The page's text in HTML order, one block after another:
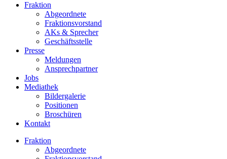
Fraktion
Abgeordnete
Fraktions­vorstand
AKs & Sprecher
Geschäftsstelle
Presse
Meldungen
Ansprechpartner
Jobs
Mediathek
Bildergalerie
Positionen
Broschüren
Kontakt
Fraktion
Abgeordnete